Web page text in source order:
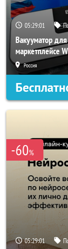
05:28:59
Вакууматор
маркетплейсе
Россия
-60%
05:28:59